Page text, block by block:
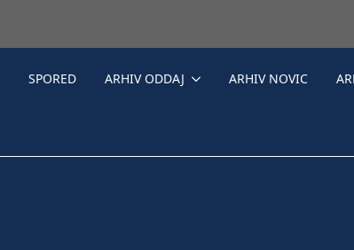
SPORED ARHIV ODDAJ ARHIV NOVIC